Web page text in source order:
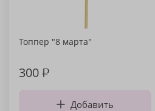
Топпер "8 марта"
300₽
Добавить